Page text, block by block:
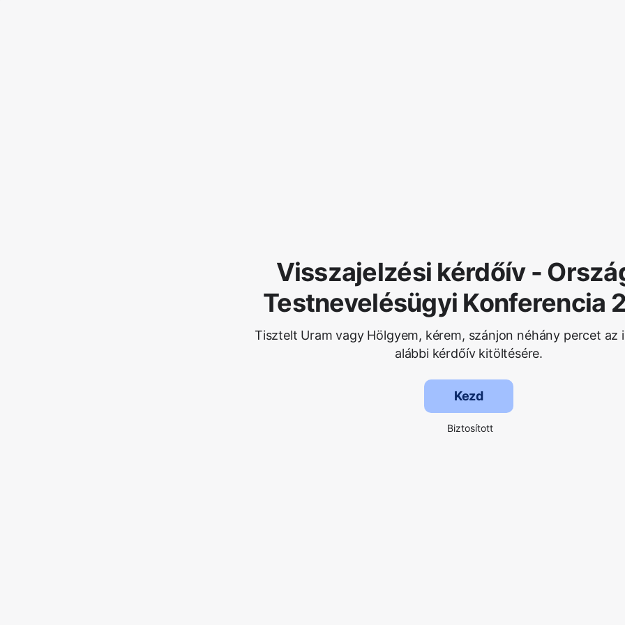
Visszajelzési kérdőív -
Testnevelésügyi Konferencia
Tisztelt Uram vagy Hölgyem, kérem, szánjon néhány percet az
alábbi kérdőív kitöltésére.
Kezd
Biztosított